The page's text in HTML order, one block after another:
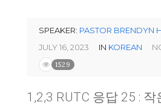
SPEAKER: PASTOR BRENDYN
JULY 16, 2023
IN KOREAN
1529
1,2,3 RUTC 응답 25 :